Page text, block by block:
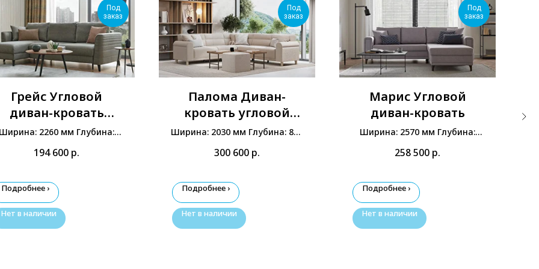
Под
заказ
Грейс Угловой
диван-кровать
(Малый)
Ширина: 2260 мм Глубина:
194 600 р.
Подробнее ›
Нет в наличии
Под
заказ
Палома Диван-
кровать угловой
правый
Ширина: 2030 мм Глубина: 840
300 600 р.
Подробнее ›
Нет в наличии
Под
заказ
Марис Угловой
диван-кровать
Ширина: 2570 мм Глубина:
258 500 р.
Подробнее ›
Нет в наличии